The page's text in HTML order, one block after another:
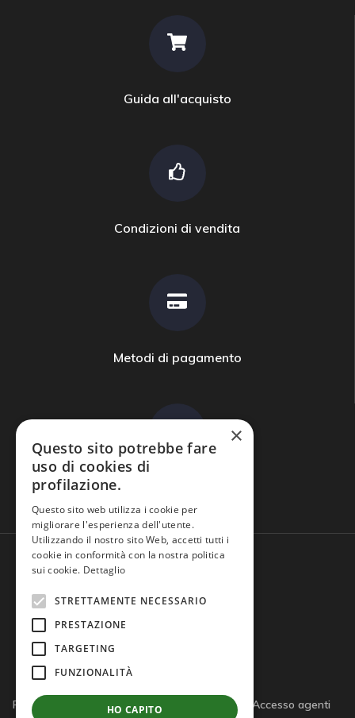
Guida all'acquisto
Condizioni di vendita
Metodi di pagamento
Domande frequenti
Privacy policy Cookie policy Note legali
Accesso agenti
×
Questo sito potrebbe fare
uso di cookies di
profilazione.
Questo sito web utilizza i cookie per
migliorare l'esperienza dell'utente.
Utilizzando il nostro sito Web, accetti tutti i
cookie in conformità con la nostra politica
sui cookie. Dettaglio
STRETTAMENTE NECESSARIO
PRESTAZIONE
TARGETING
FUNZIONALITÀ
HO CAPITO